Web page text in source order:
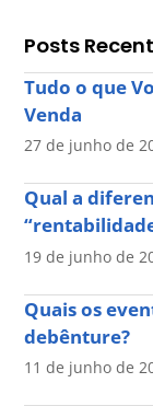
Posts
Tudo o que
Venda
27 de junho de
Qual a
19 de junho de
Quais os
debênture?
11 de junho de